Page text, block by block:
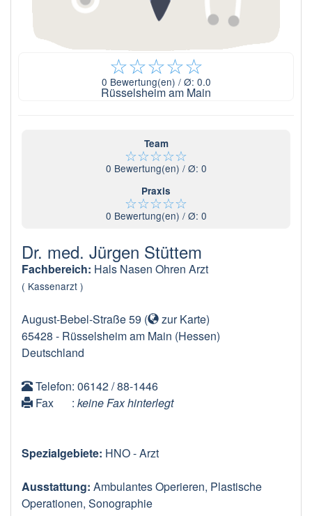
☆☆☆☆☆
0 Bewertung(en) / Ø: 0.0
Rüsselsheim am Main
Team
☆☆☆☆☆
0 Bewertung(en) / Ø: 0
Praxis
☆☆☆☆☆
0 Bewertung(en) / Ø: 0
Dr. med. Jürgen Stüttem
Fachbereich: Hals Nasen Ohren Arzt
( Kassenarzt )
August-Bebel-Straße 59 ( zur Karte)
65428 - Rüsselsheim am Main (Hessen)
Deutschland
Telefon: 06142 / 88-1446
Fax
: keine Fax hinterlegt
Spezialgebiete: HNO - Arzt
Ausstattung: Ambulantes Operieren, Plastische
Operationen, Sonographie